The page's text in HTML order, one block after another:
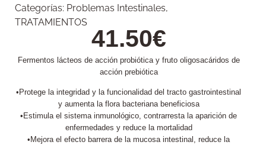
Categorías: Problemas Intestinales,
TRATAMIENTOS
41.50€
Fermentos lácteos de acción probiótica y fruto oligosacáridos de
acción prebiótica
•Protege la integridad y la funcionalidad del tracto gastrointestinal
y aumenta la flora bacteriana beneficiosa
•Estimula el sistema inmunológico, contrarresta la aparición de
enfermedades y reduce la mortalidad
•Mejora el efecto barrera de la mucosa intestinal, reduce la